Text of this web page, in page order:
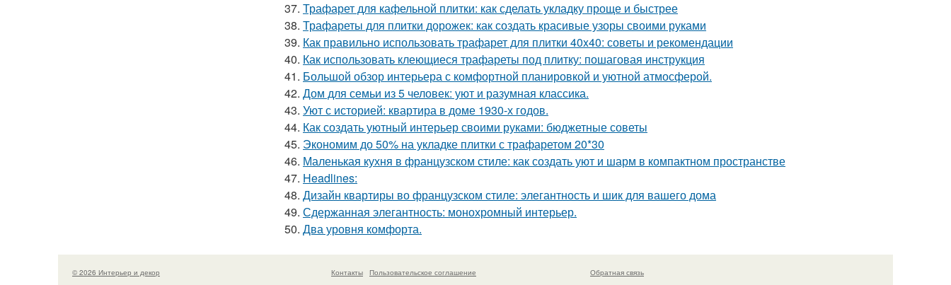
37. Трафарет для кафельной плитки: как сделать укладку проще и быстрее
38. Трафареты для плитки дорожек: как создать красивые узоры своими руками
39. Как правильно использовать трафарет для плитки 40x40: советы и рекомендации
40. Как использовать клеющиеся трафареты под плитку: пошаговая инструкция
41. Большой обзор интерьера с комфортной планировкой и уютной атмосферой.
42. Дом для семьи из 5 человек: уют и разумная классика.
43. Уют с историей: квартира в доме 1930-х годов.
44. Как создать уютный интерьер своими руками: бюджетные советы
45. Экономим до 50% на укладке плитки с трафаретом 20*30
46. Маленькая кухня в французском стиле: как создать уют и шарм в компактном пространстве
47. Headlines:
48. Дизайн квартиры во французском стиле: элегантность и шик для вашего дома
49. Сдержанная элегантность: монохромный интерьер.
50. Два уровня комфорта.
© 2026 Интерьер и декор Контакты
Пользовательское соглашение
Обратная связь